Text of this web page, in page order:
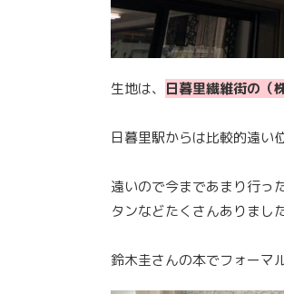
生地は、 日暮里繊維街の（
日暮里駅からは比較的遠い
遠いので今まであまり行っ
タンなどたくさんありました
鈴木圭さんの本でフォーマ